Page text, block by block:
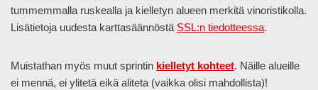
tummemmalla ruskealla ja kielletyn alueen merkitä vinoristikolla.
Lisätietoja uudesta karttasäännöstä SSL:n tiedotteessa.
Muistathan myös muut sprintin kielletyt kohteet. Näille alueille
ei mennä, ei ylitetä eikä aliteta (vaikka olisi mahdollista)!